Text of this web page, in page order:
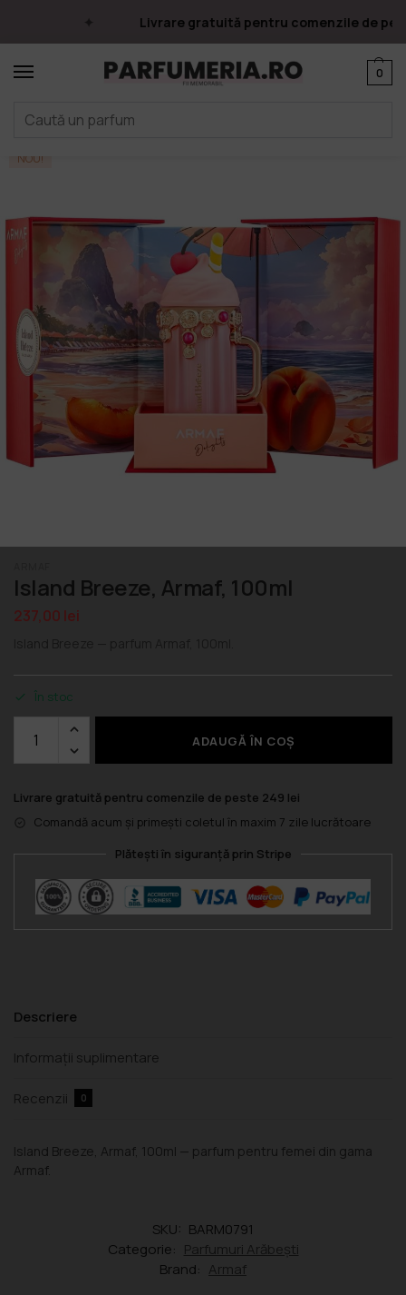
Livrare gratuită pentru comenzile de
0
Prima pagină / Parfumuri
NOU!
Island Breeze, Armaf, 100ml
237,00 lei
În stoc
ADAUGĂ ÎN COȘ
Livrare gratuită pentru comenzile de peste 249 lei
Comandă acum și primești coletul în maxim 7 zile lucrătoare
Plătești în siguranță prin Stripe
Descriere
Informații suplimentare
Recenzii 0
Island Breeze, Armaf, 100ml — parfum pentru femei din gama
Armaf.
SKU: BARM0791
Categorie: Parfumuri Arăbești
Brand: Armaf